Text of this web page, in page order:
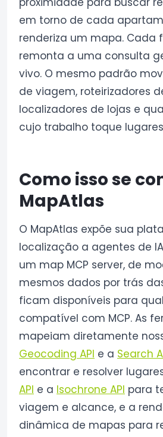
em torno de cada
renderiza um mapa. Cada
remonta a uma consulta
vivo. O mesmo padrão
de viagem, roteirizadores
localizadores de lojas e
cujo trabalho toque
Como isso se
MapAtlas
O MapAtlas expõe sua
localização a agentes de
um map MCP server, de
mesmos dados por trás
ficam disponíveis para
compatível com MCP. As
mapeiam diretamente
Geocoding API e a Search
encontrar e resolver
API e a Isochrone API para
viagem e alcance, e a
dinâmica de mapas para